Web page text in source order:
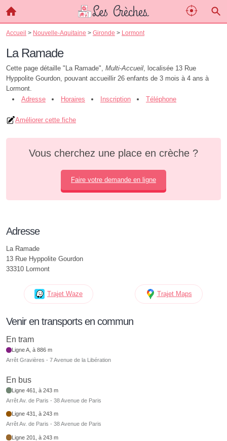
Accueil > Nouvelle-Aquitaine > Gironde > Lormont
La Ramade
Cette page détaille "La Ramade", Multi-Accueil, localisée 13 Rue
Hyppolite Gourdon, pouvant accueillir 26 enfants de 3 mois à 4 ans à
Lormont.
Adresse
Horaires Inscription Téléphone
Améliorer cette fiche
Vous cherchez une place en crèche ?
Faire votre demande en ligne
Adresse
La Ramade
13 Rue Hyppolite Gourdon
33310 Lormont
Trajet Waze Trajet Maps
Venir en transports en commun
En tram
Ligne A, à 886 m
Arrêt Gravières - 7 Avenue de la Libération
En bus
Ligne 461, à 243 m
Arrêt Av. de Paris - 38 Avenue de Paris
Ligne 431, à 243 m
Arrêt Av. de Paris - 38 Avenue de Paris
Ligne 201, à 243 m